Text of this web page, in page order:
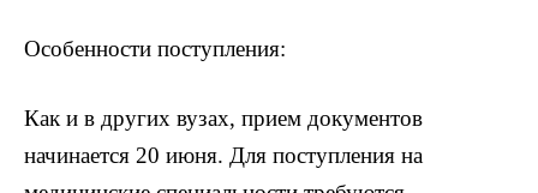
Особенности поступления:
Как и в других вузах, прием документов
начинается 20 июня. Для поступления на